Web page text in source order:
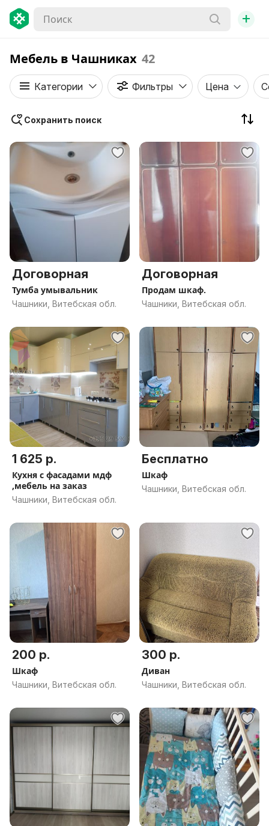
+
Мебель в Чашниках 42
Категории Фильтры Цена
Сохранить поиск
Договорная
Тумба умывальник
Чашники, Витебская обл.
Договорная
Продам шкаф.
Чашники, Витебская обл.
1 625 р.
Кухня с фасадами мдф
,мебель на заказ
Чашники, Витебская обл.
Бесплатно
Шкаф
Чашники, Витебская обл.
200 р.
Шкаф
Чашники, Витебская обл.
300 р.
Диван
Чашники, Витебская обл.